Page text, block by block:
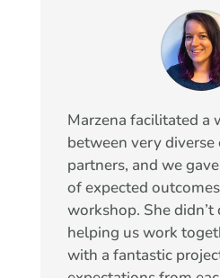
Marzena facilitated a
between very
partners, and we
of expected
workshop. She didn’t
helping us work
with a fantastic